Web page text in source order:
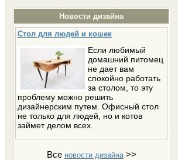
Новости дизайна
Стол для людей и кошек
Если любимый
домашний питомец
не дает вам
спокойно работать
за столом, то эту
проблему можно решить
дизайнерским путем. Офисный стол
не только для людей, но и котов
займет делом всех.
Все новости дизайна>>